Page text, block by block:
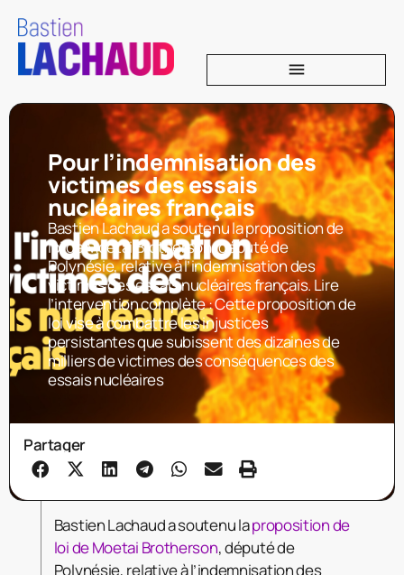
Pour l’indemnisation des
victimes des essais
nucléaires français
Bastien Lachaud a soutenu la proposition de
loi de Moetai Brotherson, député de
Polynésie, relative à l’indemnisation des
victimes des essais nucléaires français. Lire
l’intervention complète : Cette proposition de
loi vise à combattre les injustices
persistantes que subissent des dizaines de
milliers de victimes des conséquences des
essais nucléaires
Partager
Bastien Lachaud a soutenu laproposition de
loi de Moetai Brotherson, député de
Polynésie, relative à l’indemnisation des